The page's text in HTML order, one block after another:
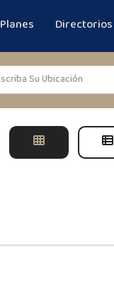
Planes Directorios